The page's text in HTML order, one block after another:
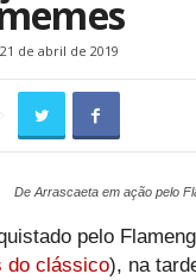
21 de abril de 2019
De Arrascaeta em ação pelo
pelo
do clássico), na